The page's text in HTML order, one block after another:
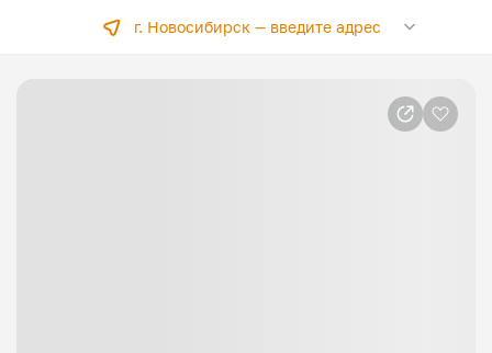
г. Новосибирск —введите адрес